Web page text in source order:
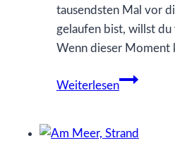
tausendsten Mal vor
gelaufen bist, willst du
Wenn dieser
Weiterlesen
97